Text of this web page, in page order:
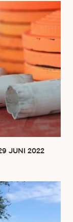
JUNI 2022